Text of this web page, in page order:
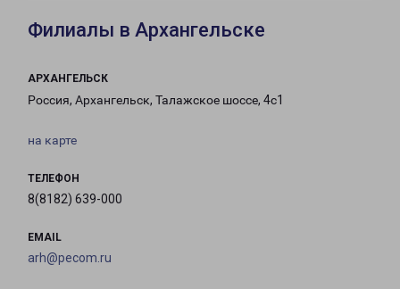
Филиалы в Архангельске
АРХАНГЕЛЬСК
Россия, Архангельск, Талажское шоссе, 4с1
на карте
ТЕЛЕФОН
8(8182) 639-000
EMAIL
arh@pecom.ru